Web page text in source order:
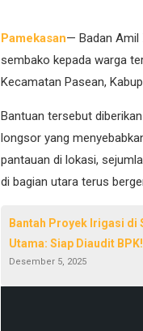
Pamekasan— Badan Amil
sembako kepada warga
Kecamatan Pasean,
Bantuan tersebut
longsor yang
pantauan di lokasi,
di bagian utara terus
Bantah Proyek Irigasi di
Utama: Siap Diaudit BPK!
Desember 5, 2025